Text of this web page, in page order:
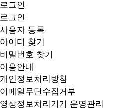
로그인
로그인
사용자 등록
아이디 찾기
비밀번호 찾기
이용안내
개인정보처리방침
이메일무단수집거부
영상정보처리기기 운영관리